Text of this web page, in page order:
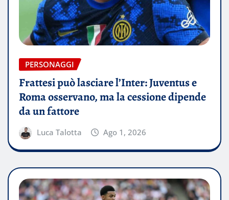
PERSONAGGI
Frattesi può lasciare l’Inter: Juventus e
Roma osservano, ma la cessione dipende
da un fattore
Luca Talotta Ago 1, 2026